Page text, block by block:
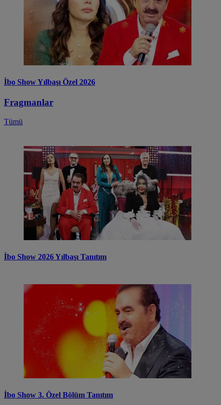
İbo Show Yılbaşı Özel 2026
Fragmanlar
Tümü
İbo Show 2026 Yılbaşı Tanıtım
İbo Show 3. Özel Bölüm Tanıtım